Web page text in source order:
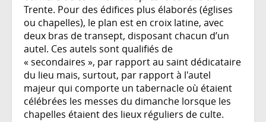
Trente. Pour des édifices plus élaborés (églises
ou chapelles), le plan est en croix latine, avec
deux bras de transept, disposant chacun d’un
autel. Ces autels sont qualifiés de
« secondaires », par rapport au saint dédicataire
du lieu mais, surtout, par rapport à l'autel
majeur qui comporte un tabernacle où étaient
célébrées les messes du dimanche lorsque les
chapelles étaient des lieux réguliers de culte.